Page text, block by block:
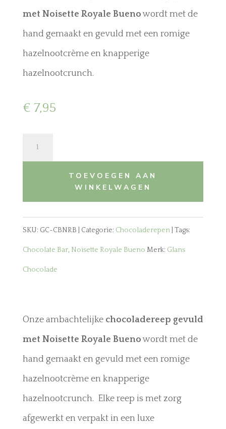
met Noisette Royale Bueno wordt met de
hand gemaakt en gevuld met een romige
hazelnootcrème en knapperige
hazelnootcrunch.
€ 7,95
Chocolate
Bar
Noisette
TOEVOEGEN AAN
WINKELWAGEN
SKU: GC-CBNRB Categorie: Chocoladerepen Tags:
Chocolate Bar, Noisette Royale Bueno Merk: Glans
Chocolade
Onze ambachtelijkechocoladereep gevuld
met Noisette Royale Bueno wordt met de
hand gemaakt en gevuld met een romige
hazelnootcrème en knapperige
hazelnootcrunch. Elke reep is met zorg
afgewerkt en verpakt in een luxe